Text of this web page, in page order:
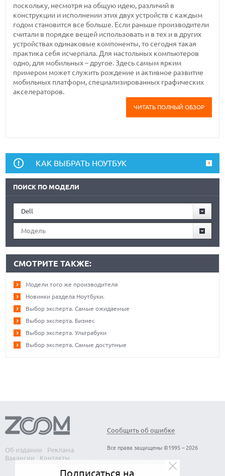
поскольку, несмотря на общую идею, различий в
конструкции и исполнении этих двух устройств с каждым
годом становится все больше. Если раньше производители
считали в порядке вещей использовать и в тех и в других
устройствах одинаковые компоненты, то сегодня такая
практика себя исчерпала. Для настольных компьютеров
одно, для мобильных – другое. Здесь самым ярким
примером может служить рождение и активное развитие
мобильных платформ, специализированных графических
акселераторов.
ЧИТАТЬ ПОЛНЫЙ ОБЗОР
КАК ВЫБРАТЬ НОУТБУК
ПОИСК ПО МОДЕЛИ
Dell
Модель
СМОТРИТЕ ТАКЖЕ:
Модели того же производителя
Новинки раздела Ноутбуки.
Выбор эксперта. Самые ожидаемые
Выбор эксперта. Бизнес
Выбор эксперта. Ультрабуки
Выбор эксперта. Самые доступные
Об издании
Реклама
Вакансии
Контакты
Сообщить об ошибке
Все права защищены ©1995 – 2026
Подписаться на